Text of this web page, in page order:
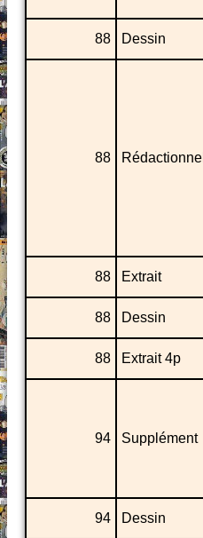
88 Dessin
88 Rédactionnel
88 Extrait
88 Dessin
88 Extrait 4p
94 Supplément
94 Dessin